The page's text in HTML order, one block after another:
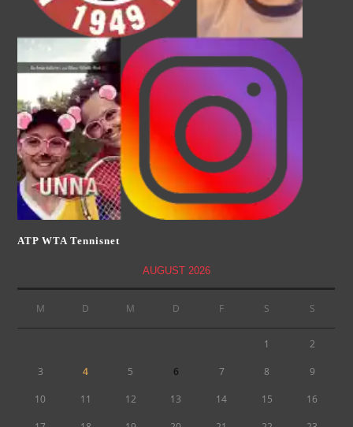
ATP WTA Tennisnet
AUGUST 2026
M D M D F S S
1 2
3 4 5 6 7 8 9
10 11 12 13 14 15 16